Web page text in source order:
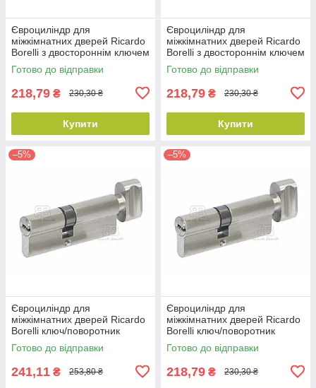
Євроциліндр для
міжкімнатних дверей Ricardo
Borelli з двостороннім ключем
перфорований 70мм 35/35
ZN SN матовий нікель
Готово до відправки
218,79 ₴ 230,30 ₴
Купити
Євроциліндр для
міжкімнатних дверей Ricardo
Borelli з двостороннім ключем
перфорований 70мм 35/35
ZN SG матова латунь
Готово до відправки
218,79 ₴ 230,30 ₴
Купити
–5%
Євроциліндр для
міжкімнатних дверей Ricardo
Borelli ключ/поворотник
перфорований 70мм 35/35Т
ZN SN матовий нікель
Готово до відправки
241,11 ₴ 253,80 ₴
–5%
Євроциліндр для
міжкімнатних дверей Ricardo
Borelli ключ/поворотник
перфорований 60мм 30/30Т
ZN SN матовий нікель
Готово до відправки
218,79 ₴ 230,30 ₴